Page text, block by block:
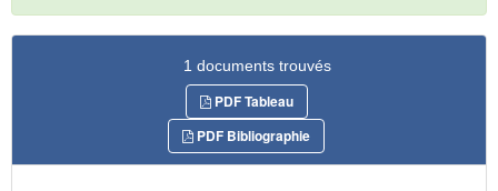
1 documents trouvés
PDF Tableau
PDF Bibliographie